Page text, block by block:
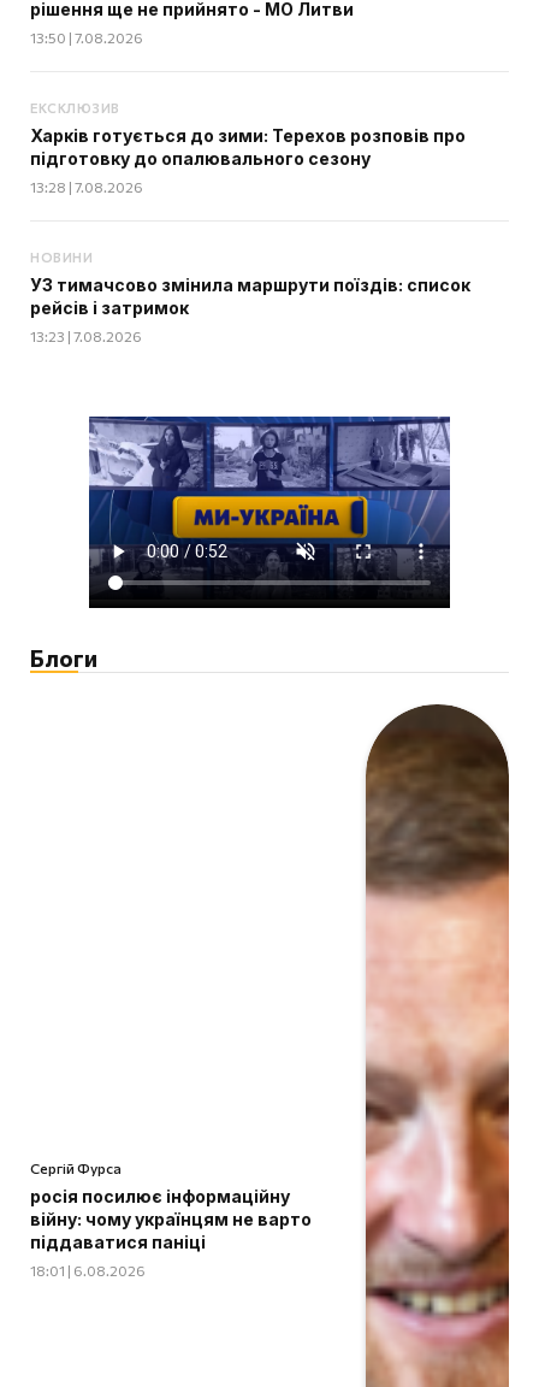
рішення ще не прийнято - МО Литви
13:50 | 7.08.2026
ЕКСКЛЮЗИВ
Харків готується до зими: Терехов розповів про
підготовку до опалювального сезону
13:28 | 7.08.2026
НОВИНИ
УЗ тимачсово змінила маршрути поїздів: список
рейсів і затримок
13:23 | 7.08.2026
Блоги
Сергій Фурса
росія посилює інформаційну
війну: чому українцям не варто
піддаватися паніці
18:01 | 6.08.2026